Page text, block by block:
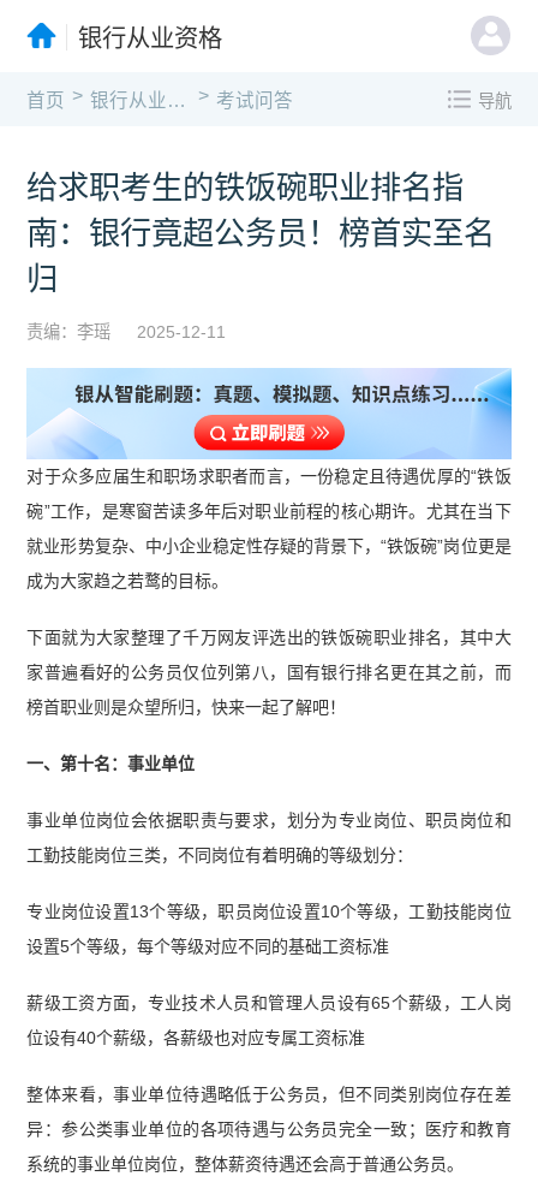
银行从业资格
首页 > 银行从业资格 > 考试问答 导航
给求职考生的铁饭碗职业排名指
南：银行竟超公务员！榜首实至名
归
责编：李瑶 2025-12-11
对于众多应届生和职场求职者而言，一份稳定且待遇优厚的“铁饭
碗”工作，是寒窗苦读多年后对职业前程的核心期许。尤其在当下
就业形势复杂、中小企业稳定性存疑的背景下，“铁饭碗”岗位更是
成为大家趋之若鹜的目标。
下面就为大家整理了千万网友评选出的铁饭碗职业排名，其中大
家普遍看好的公务员仅位列第八，国有银行排名更在其之前，而
榜首职业则是众望所归，快来一起了解吧！
一、第十名：事业单位
事业单位岗位会依据职责与要求，划分为专业岗位、职员岗位和
工勤技能岗位三类，不同岗位有着明确的等级划分：
专业岗位设置13个等级，职员岗位设置10个等级，工勤技能岗位
设置5个等级，每个等级对应不同的基础工资标准
薪级工资方面，专业技术人员和管理人员设有65个薪级，工人岗
位设有40个薪级，各薪级也对应专属工资标准
整体来看，事业单位待遇略低于公务员，但不同类别岗位存在差
异：参公类事业单位的各项待遇与公务员完全一致；医疗和教育
系统的事业单位岗位，整体薪资待遇还会高于普通公务员。